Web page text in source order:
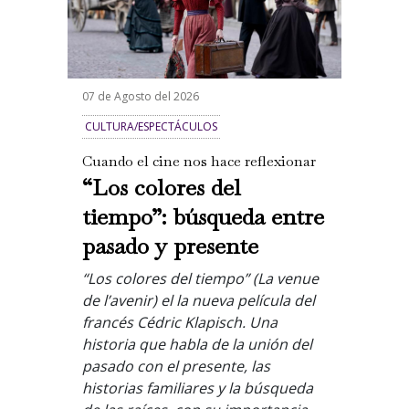
07 de Agosto del 2026
CULTURA/ESPECTÁCULOS
Cuando el cine nos hace reflexionar
“Los colores del
tiempo”: búsqueda entre
pasado y presente
“Los colores del tiempo” (La venue
de l’avenir) el la nueva película del
francés Cédric Klapisch. Una
historia que habla de la unión del
pasado con el presente, las
historias familiares y la búsqueda